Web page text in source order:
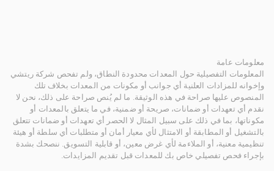
معلومات عامة
المعلومات التفصيلية حول المعدات محدودة النطاق، ولم تفحص شركة ريتشي
وإخوانه للمزادات العلنية أي جوانب أو مكونات من المعدات بخلاف تلك
المنصوص عليها صراحة في هذه الوثيقة. ما لم يُنص صراحة على ذلك، نحن لا
نقدم أي تعهدات أو ضمانات، صريحة أو ضمنية، في ما يتعلق بالمعدات أو
مكوناتها، بما في ذلك على سبيل المثال لا الحصر أي تعهدات أو ضمانات تتعلق
بالتشغيل أو المطابقة أو الامتثال لأي معيار أمان أو متطلبات أي سلطة أو هيئة
تنظيمية معنية، أو الملاءمة لأي غرض معين، أو قابلية التسويق. ننصحك بشدة
بإجراء فحص تفصيلي خاص بك للمعدات قبل تقديم المزايدات.